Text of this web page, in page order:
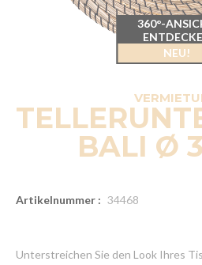
BALI Ø
Artikelnummer : 34468
Unterstreichen Sie den Look Ihres
360°-
NEU!